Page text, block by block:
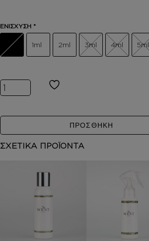
ΕΝΙΣΧΥΣΗ *
1ml 2ml 3ml 4ml 5ml
Inspired by ULTRA MALE ποσότητα
ΠΡΟΣΘΗΚΗ
ΣΧΕΤΙΚΑ ΠΡΟΪΟΝΤΑ